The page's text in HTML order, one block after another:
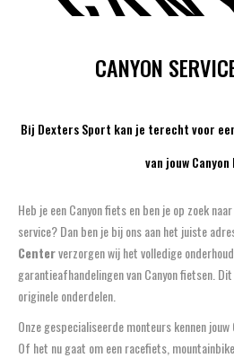
CANYON
Bij Dexters Sport kan je terecht voor
van jouw Canyon
Heb je een Canyon fiets en ben je op zoek
service? Dan ben je bij ons aan het juiste
Centerverzorgen wij het volledige
garantieafhandelingen van Canyon fietsen.
originele onderdelen.
Onze gespecialiseerde monteurs kennen jouw
Of het nu gaat om een racefiets,